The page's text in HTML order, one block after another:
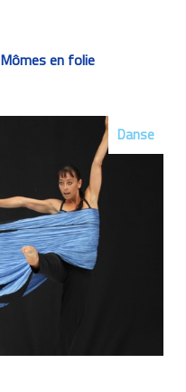
Mômes en folie
Danse